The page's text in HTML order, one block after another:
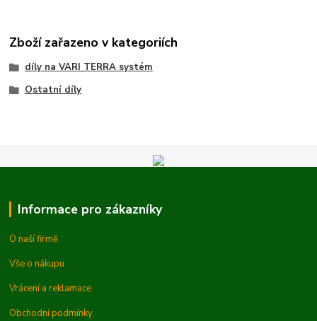
Zboží zařazeno v kategoriích
díly na VARI TERRA systém
Ostatní díly
Informace pro zákazníky
O naší firmě
Vše o nákupu
Vrácení a reklamace
Obchodní podmínky